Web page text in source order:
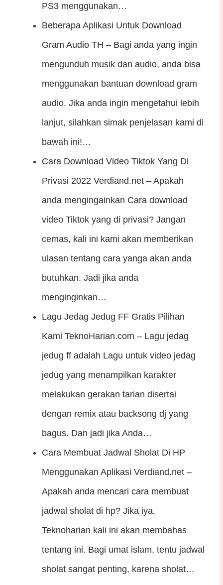
PS3 menggunakan…
Beberapa Aplikasi Untuk Download
Gram Audio TH – Bagi anda yang ingin
mengunduh musik dan audio, anda bisa
menggunakan bantuan download gram
audio. Jika anda ingin mengetahui lebih
lanjut, silahkan simak penjelasan kami di
bawah ini!…
Cara Download Video Tiktok Yang Di
Privasi 2022 Verdiand.net – Apakah
anda mengingainkan Cara download
video Tiktok yang di privasi? Jangan
cemas, kali ini kami akan memberikan
ulasan tentang cara yanga akan anda
butuhkan. Jadi jika anda
menginginkan…
Lagu Jedag Jedug FF Gratis Pilihan
Kami TeknoHarian.com – Lagu jedag
jedug ff adalah Lagu untuk video jedag
jedug yang menampilkan karakter
melakukan gerakan tarian disertai
dengan remix atau backsong dj yang
bagus. Dan jadi jika Anda…
Cara Membuat Jadwal Sholat Di HP
Menggunakan Aplikasi Verdiand.net –
Apakah anda mencari cara membuat
jadwal sholat di hp? Jika iya,
Teknoharian kali ini akan membahas
tentang ini. Bagi umat islam, tentu jadwal
sholat sangat penting, karena sholat…